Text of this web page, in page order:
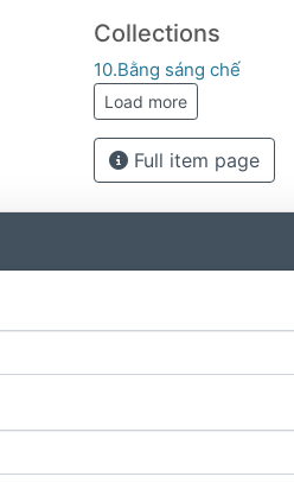
Collections
10.Bằng sáng chế
Load more
Full item page